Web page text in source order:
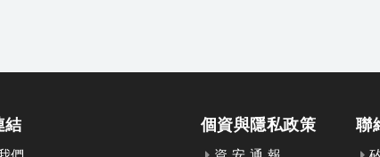
結 個資與隱私政策 聯